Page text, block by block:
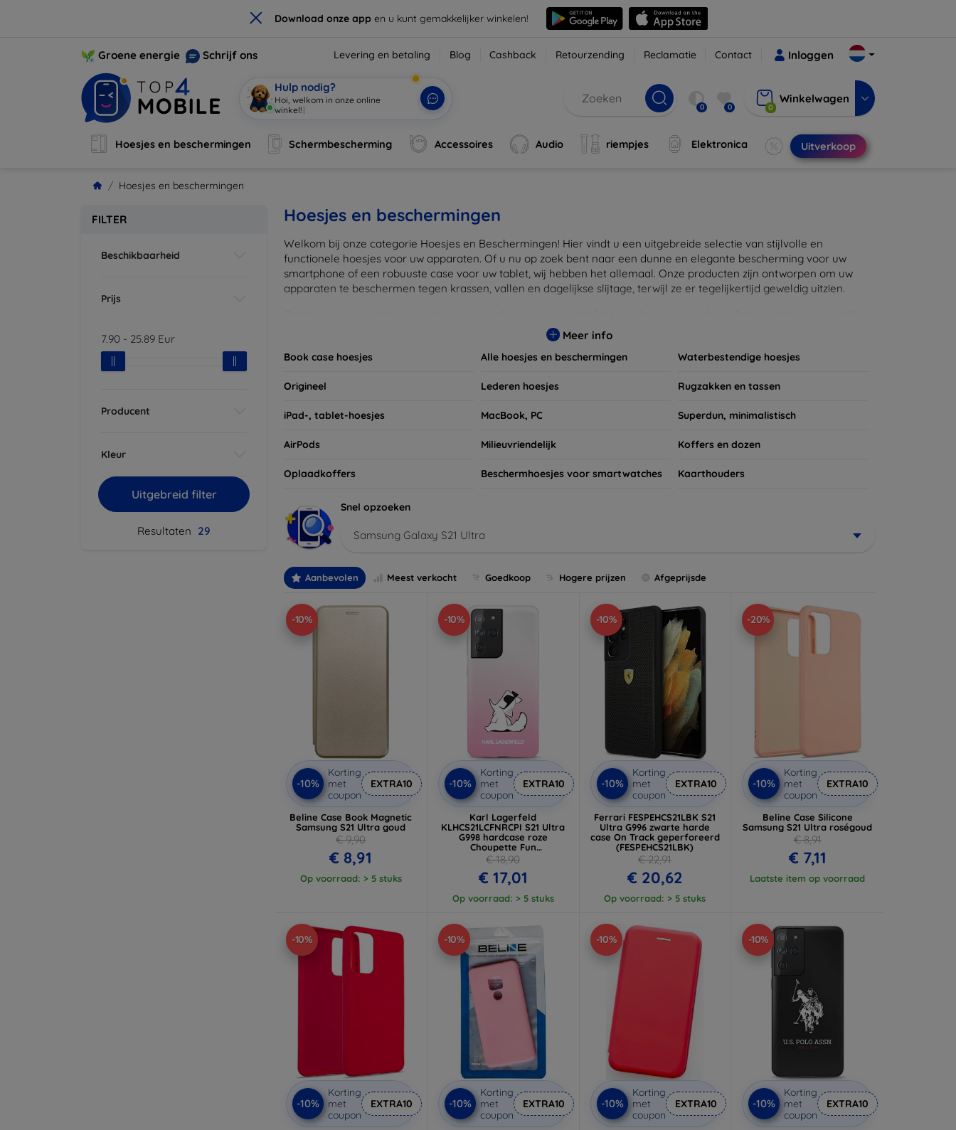
× Download onze app en u kunt gemakkelijker winkelen!
Groene energie Schrijf ons Levering en betaling Blog Cashback Retourzending Reclamatie Contact Inloggen
Hulp nodig?
Ik b 0 0 0
Winkelwagen
Hoesjes en beschermingen Schermbescherming Accessoires Audio riempjes Elektronica Uitverkoop
Hoesjes en beschermingen
FILTER
Beschikbaarheid
Prijs
7.90 - 25.89 Eur
Producent
Kleur
Uitgebreid filter
Resultaten 29
Hoesjes en beschermingen
Welkom bij onze categorie Hoesjes en Beschermingen! Hier vindt u een uitgebreide selectie van stijlvolle en
functionele hoesjes voor uw apparaten. Of u nu op zoek bent naar een dunne en elegante bescherming voor uw
smartphone of een robuuste case voor uw tablet, wij hebben het allemaal. Onze producten zijn ontworpen om uw
apparaten te beschermen tegen krassen, vallen en dagelijkse slijtage, terwijl ze er tegelijkertijd geweldig uitzien.
Vergeet niet om ook naar onze schermbeschermers en andere accessoires te kijken voor een complete bescherming
van uw apparaten. Shop nu en geef uw apparaat de bescherming die het verdient!
Meer info
Book case hoesjes Alle hoesjes en beschermingen Waterbestendige hoesjes
Origineel Lederen hoesjes Rugzakken en tassen
iPad-, tablet-hoesjes MacBook, PC Superdun, minimalistisch
AirPods Milieuvriendelijk Koffers en dozen
Oplaadkoffers Beschermhoesjes voor smartwatches Kaarthouders
Snel opzoeken
Samsung Galaxy S21 Ultra
Aanbevolen Meest verkocht Goedkoop Hogere prijzen Afgeprijsde
-10%
-10%
Korting
met
coupon
EXTRA10
Beline Case Book Magnetic
Samsung S21 Ultra goud
€ 9,90
€ 8,91
Op voorraad: > 5 stuks
-10%
-10%
Korting
met
coupon
EXTRA10
Karl Lagerfeld
KLHCS21LCFNRCPI S21 Ultra
G998 hardcase roze
Choupette Fun
(KLHCS21LCFNRCPI)
€ 18,90
€ 17,01
Op voorraad: > 5 stuks
-10%
-10%
Korting
met
coupon
EXTRA10
Ferrari FESPEHCS21LBK S21
Ultra G996 zwarte harde
case On Track geperforeerd
(FESPEHCS21LBK)
€ 22,91
€ 20,62
Op voorraad: > 5 stuks
-20%
-10%
Korting
met
coupon
EXTRA10
Beline Case Silicone
Samsung S21 Ultra roségoud
€ 8,91
€ 7,11
Laatste item op voorraad
-10%
-10%
Korting
met
coupon
EXTRA10
-10%
-10%
Korting
met
coupon
EXTRA10
-10%
-10%
Korting
met
coupon
EXTRA10
-10%
-10%
Korting
met
coupon
EXTRA10